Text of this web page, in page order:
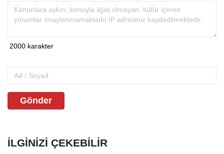
Gönder
İLGINIZI ÇEKEBILIR